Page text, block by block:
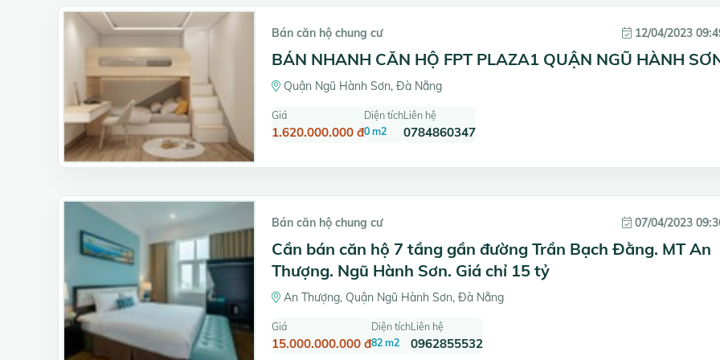
Bán căn hộ chung cư 12/04/2023
BÁN NHANH CĂN HỘ FPT PLAZA1 QUẬN NGŨ HÀNH
Quận Ngũ Hành Sơn, Đà Nẵng
Giá
1.620.000.000 đ
Diện tích
0 m2
Liên hệ
0784860347
Bán căn hộ chung cư 07/04/2023
Cần bán căn hộ 7 tầng gần đường Trần Bạch Đằng. MT An
Thượng. Ngũ Hành Sơn. Giá chỉ 15 tỷ
An Thượng, Quận Ngũ Hành Sơn, Đà Nẵng
Giá
15.000.000.000 đ
Diện tích
82 m2
Liên hệ
0962855532